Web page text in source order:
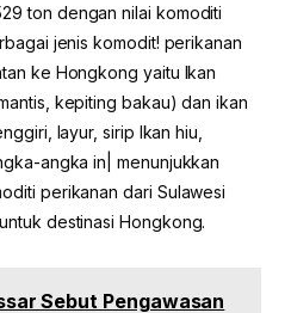
ton dengan nilai komoditi
jenis komodit! perikanan
ke Hongkong yaitu Ikan
kepiting bakau) dan ikan
layur, sirip Ikan hiu,
angka in| menunjukkan
perikanan dari Sulawesi
destinasi Hongkong.
Sebut Pengawasan